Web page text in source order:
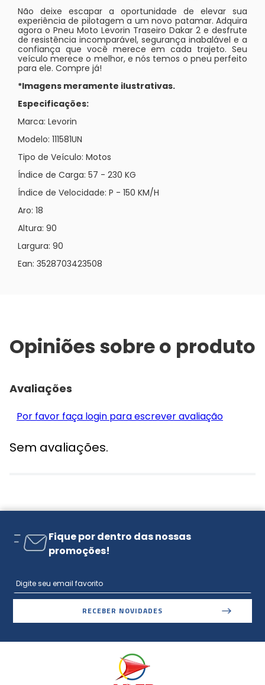
Não deixe escapar a oportunidade de elevar sua
experiência de pilotagem a um novo patamar. Adquira
agora o Pneu Moto Levorin Traseiro Dakar 2 e desfrute
de resistência incomparável, segurança inabalável e a
confiança que você merece em cada trajeto. Seu
veículo merece o melhor, e nós temos o pneu perfeito
para ele. Compre já!
*Imagens meramente ilustrativas.
Especificações:
Marca: Levorin
Modelo: 111581UN
Tipo de Veículo: Motos
Índice de Carga: 57 - 230 KG
Índice de Velocidade: P - 150 KM/H
Aro: 18
Altura: 90
Largura: 90
Ean: 3528703423508
Opiniões sobre o produto
Avaliações
Por favor faça login para escrever avaliação
Sem avaliações.
Fique por dentro das nossas
promoções!
RECEBER NOVIDADES